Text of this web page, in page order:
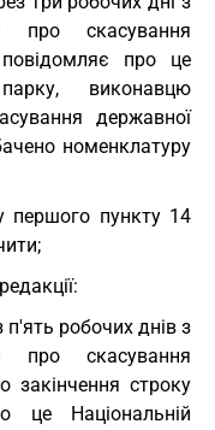
про скасування
повідомляє про це
парку, виконавцю
державної
номенклатуру
першого пункту 14
робочих днів з
про скасування
закінчення строку
це Національній